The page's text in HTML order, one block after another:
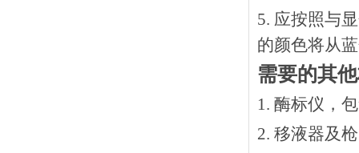
5. 应按照与
的颜色将从
需要的其
1. 酶标仪，
2. 移液器及